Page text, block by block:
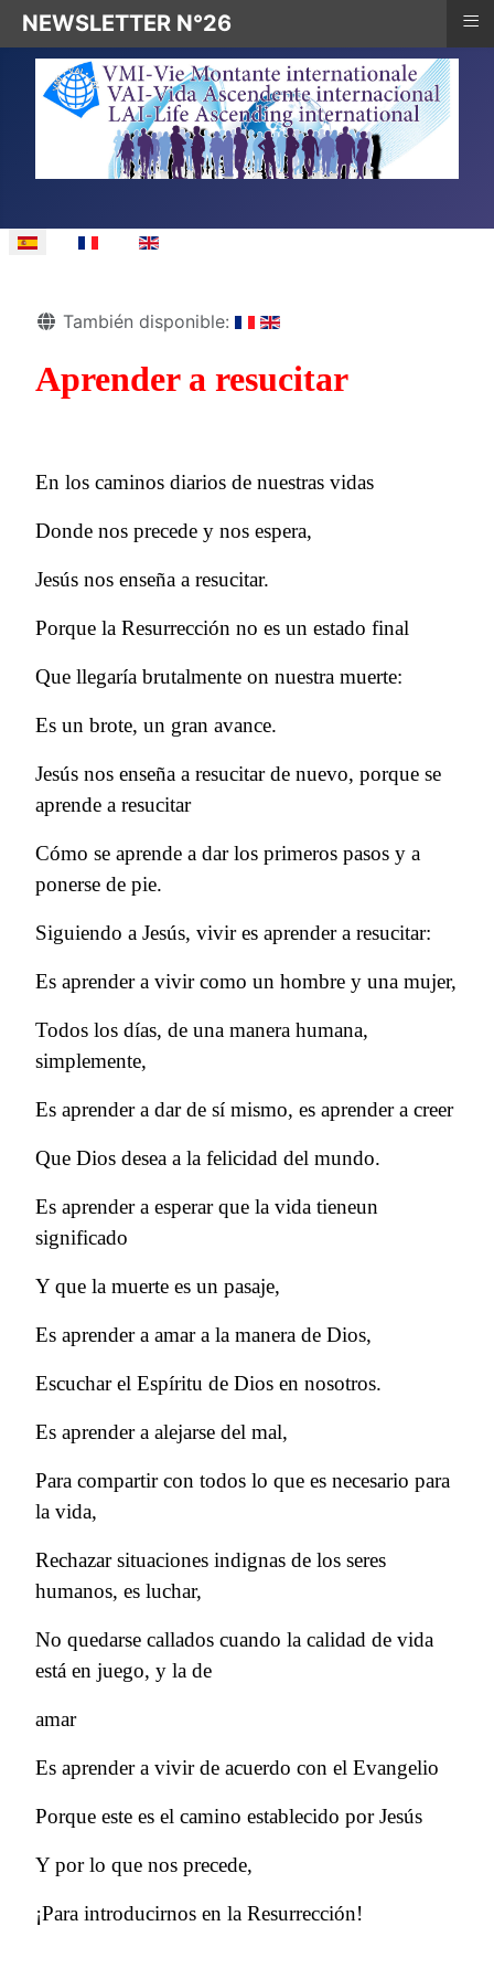
Seleccione su idioma
Detalles
También disponible:
Aprender a resucitar
En los caminos diarios de nuestras vidas
Donde nos precede y nos espera,
Jesús nos enseña a resucitar.
Porque la Resurrección no es un estado final
Que llegaría brutalmente on nuestra muerte:
Es un brote, un gran avance.
Jesús nos enseña a resucitar de nuevo, porque se
aprende a resucitar
Cómo se aprende a dar los primeros pasos y a
ponerse de pie.
Siguiendo a Jesús, vivir es aprender a resucitar:
Es aprender a vivir como un hombre y una mujer,
Todos los días, de una manera humana,
simplemente,
Es aprender a dar de sí mismo, es aprender a creer
Que Dios desea a la felicidad del mundo.
Es aprender a esperar que la vida tieneun
significado
Y que la muerte es un pasaje,
Es aprender a amar a la manera de Dios,
Escuchar el Espíritu de Dios en nosotros.
Es aprender a alejarse del mal,
Para compartir con todos lo que es necesario para
la vida,
Rechazar situaciones indignas de los seres
humanos, es luchar,
No quedarse callados cuando la calidad de vida
está en juego, y la de
amar
Es aprender a vivir de acuerdo con el Evangelio
Porque este es el camino establecido por Jesús
Y por lo que nos precede,
¡Para introducirnos en la Resurrección!
NEWSLETTER N°26 ≡